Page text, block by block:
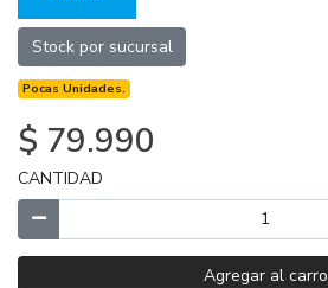
Stock por sucursal
Pocas Unidades.
$ 79.990
CANTIDAD
Agregar al carro